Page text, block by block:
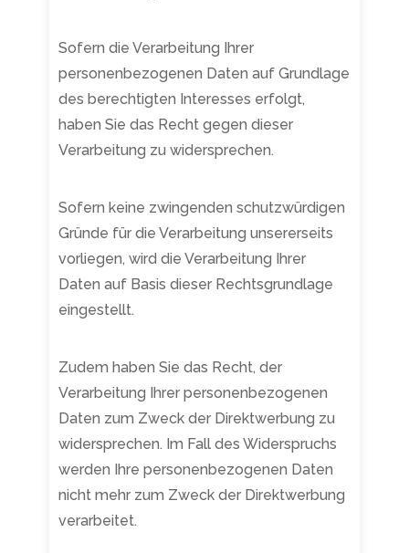
Sofern die Verarbeitung Ihrer
personenbezogenen Daten auf Grundlage
des berechtigten Interesses erfolgt,
haben Sie das Recht gegen dieser
Verarbeitung zu widersprechen.
Sofern keine zwingenden schutzwürdigen
Gründe für die Verarbeitung unsererseits
vorliegen, wird die Verarbeitung Ihrer
Daten auf Basis dieser Rechtsgrundlage
eingestellt.
Zudem haben Sie das Recht, der
Verarbeitung Ihrer personenbezogenen
Daten zum Zweck der Direktwerbung zu
widersprechen. Im Fall des Widerspruchs
werden Ihre personenbezogenen Daten
nicht mehr zum Zweck der Direktwerbung
verarbeitet.